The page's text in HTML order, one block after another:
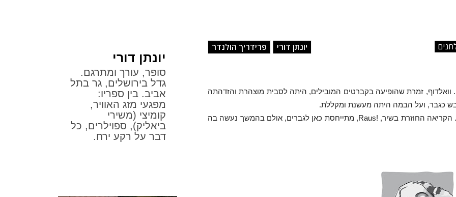
יונתן דורי
סופר, עורך ומתרגם.
גדל בירושלים, גר בתל
אביב. בין ספריו:
מפגעי מזג האוויר,
קומיצי (משירי
ביאליק), ספוילרים, כל
דבר על רקע ירח.
יונתן דורי פרידריך הולנדר
הולנדר כתב את השיר עבור קלייר וואלדוף בשנת 1926. וואלדוף, זמרת שהופיעה בקברטים המובילים, היתה לסבית מוצהרת והזדהתה
כגבר, ועל הבמה היתה מעשנת ומקללת.
הקריאה החוזרת בשיר, Raus!, מתייחסת כאן לגברים, אולם בהמשך נעשה בה